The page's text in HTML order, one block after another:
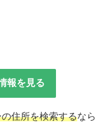
報を見る
住所を検索するなら